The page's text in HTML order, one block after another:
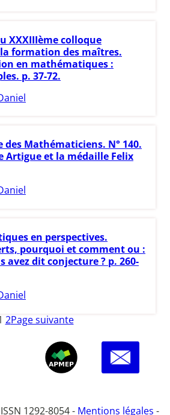
XXXIIIème colloque
la formation des maîtres.
en mathématiques :
p. 37-72.
des Mathématiciens. N° 140.
Artigue et la médaille Felix
en perspectives.
pourquoi et comment ou :
avez dit conjecture ? p. 260-
2Page suivante
1292-8054 - Mentions légales -